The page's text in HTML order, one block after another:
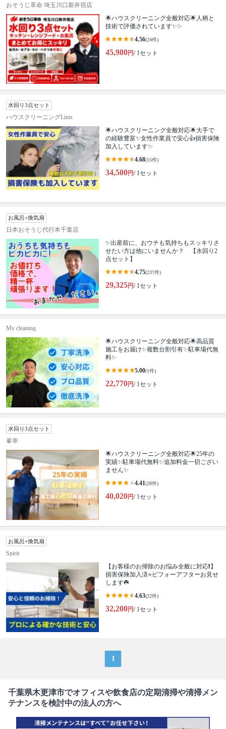
おそうじ革命 埼玉川口新井宿店
🌟ハウスクリーニング全般対応🌟人柄と
技術で評価されています✨✨
4.56(24件)
45,980円/ 1セット
水回り3点セット
ハウスクリーニングLinis
🌟ハウスクリーニング全般対応🌟大手で
の経験豊富✨女性作業員で安心👍損害保険
加入しています✨
4.68(15件)
34,500円/ 1セット
お風呂×換気扇
日本おそうじ代行本千葉店
✨出産前に、おウチも気持ちもスッキリさ
せたい方は他にいませんか？ 【水回り2
点セット】
4.75(237件)
29,325円/ 1セット
My cleaning
🌟ハウスクリーニング全般対応🌟高品質
施工をお届け✨複数台割引有✨駐車場代無
料✨
5.00(1件)
22,770円/ 1セット
水回り3点セット
峯幸
🌟ハウスクリーニング全般対応🌟25年の
実績✨駐車場代無料✨追加料金一切ござい
ません✨
4.41(28件)
40,020円/ 1セット
お風呂×換気扇
Spirit
【お客様のお掃除のお悩み全般に対応❗️】
損害保険加入済⭐️ビフォーアフターお見せ
します☘️
4.63(22件)
32,200円/ 1セット
1
千葉県木更津市でオフィスや飲食店の定期清掃や清掃メン
テナンスを検討中の法人の方へ